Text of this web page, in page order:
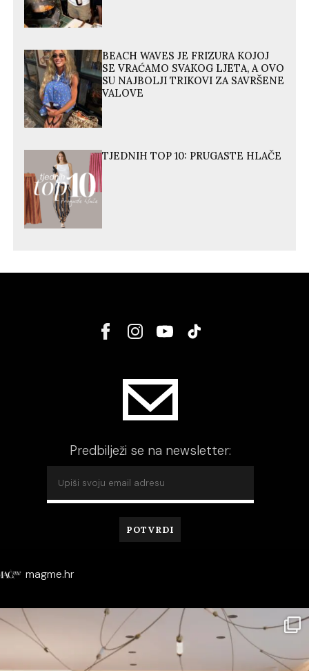
BEACH WAVES JE FRIZURA KOJOJ
SE VRAĆAMO SVAKOG LJETA, A OVO
SU NAJBOLJI TRIKOVI ZA SAVRŠENE
VALOVE
TJEDNIH TOP 10: PRUGASTE HLAČE
Predbilježi se na newsletter:
magme.hr